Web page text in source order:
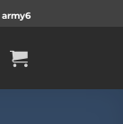
army6